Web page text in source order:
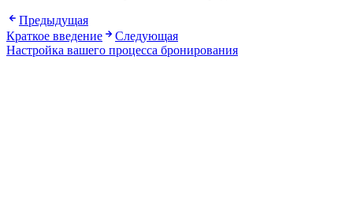
Предыдущая
Краткое введение
Следующая
Настройка вашего процесса бронирования